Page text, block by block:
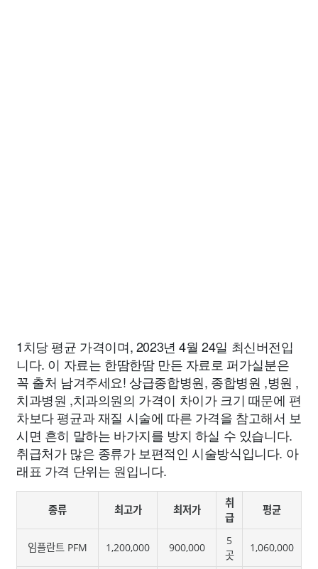
1치당 평균 가격이며, 2023년 4월 24일 최신버전입
니다. 이 자료는 한땀한땀 만든 자료로 퍼가실분은
꼭 출처 남겨주세요! 상급종합병원, 종합병원 ,병원 ,
치과병원 ,치과의원의 가격이 차이가 크기 때문에 편
차보다 평균과 재질 시술에 따른 가격을 참고해서 보
시면 흔히 말하는 바가지를 방지 하실 수 있습니다.
취급처가 많은 종류가 보편적인 시술방식입니다. 아
래표 가격 단위는 원입니다.
종류 최고가 최저가
취
급
평균
임플란트 PFM 1,200,000 900,000
5
곳
1,060,000